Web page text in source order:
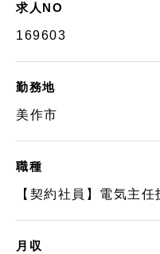
求人NO
169603
勤務地
美作市
職種
【契約社員】電気主任
月収